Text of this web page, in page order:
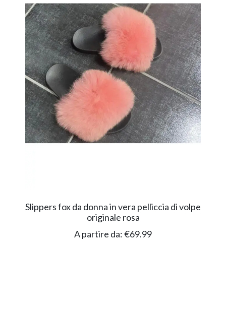
Slippers fox da donna in vera pelliccia di volpe
originale rosa
A partire da:€69.99